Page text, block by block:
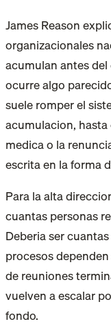
James Reason
organizacionales
acumulan antes
ocurre algo
suele romper el
acumulacion,
medica o la
escrita en la forma
Para la alta
cuantas personas
Deberia ser
procesos
de reuniones
vuelven a escalar
fondo.